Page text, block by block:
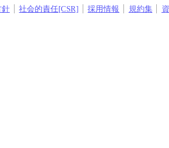
針 社会的責任[CSR] 採用情報 規約集